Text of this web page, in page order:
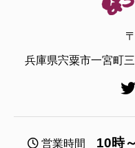
兵庫県宍粟市一宮町
営業時間 10時